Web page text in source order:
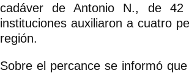
cadáver de Antonio N., de
instituciones auxiliaron a cuatro
región.
Sobre el percance se informó